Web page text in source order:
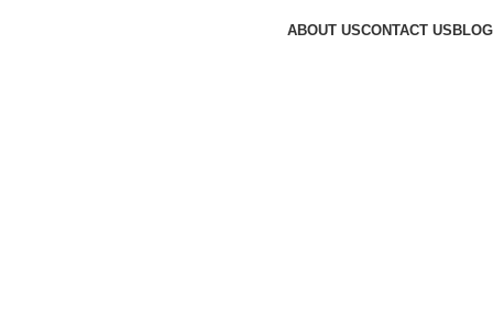
ABOUT USCONTACT US BLOG